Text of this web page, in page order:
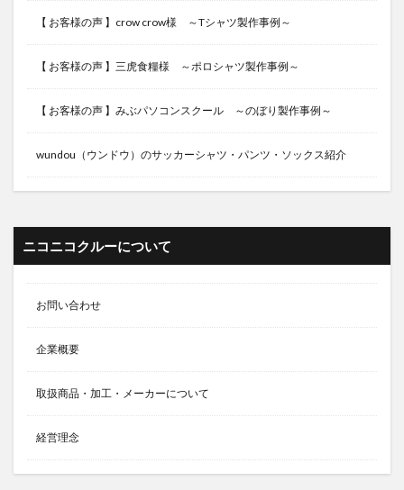
【 お客様の声 】crow crow様 ～Tシャツ製作事例～
【 お客様の声 】三虎食糧様 ～ポロシャツ製作事例～
【 お客様の声 】みぶパソコンスクール ～のぼり製作事例～
wundou（ウンドウ）のサッカーシャツ・パンツ・ソックス紹介
ニコニコクルーについて
お問い合わせ
企業概要
取扱商品・加工・メーカーについて
経営理念